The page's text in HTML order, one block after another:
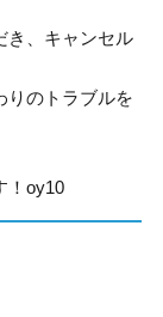
き、キャンセル
りのトラブルを
！oy10